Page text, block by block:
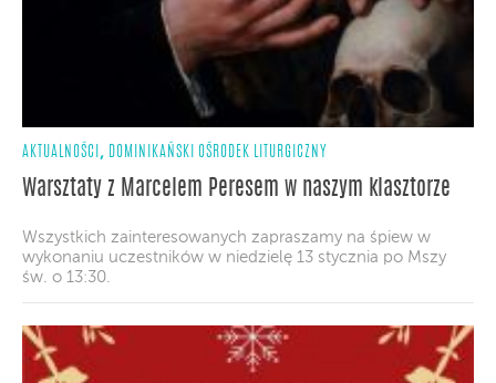
AKTUALNOŚCI , DOMINIKAŃSKI OŚRODEK LITURGICZNY
Warsztaty z Marcelem Peresem w naszym klasztorze
Wszystkich zainteresowanych zapraszamy na śpiew w
wykonaniu uczestników w niedzielę 13 stycznia po Mszy
św. o 13:30.